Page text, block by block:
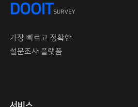
DOOITSURVEY
가장 빠르고 정확한
설문조사 플랫폼